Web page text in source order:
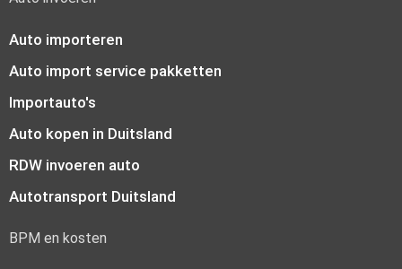
Auto importeren
Auto import service pakketten
Importauto's
Auto kopen in Duitsland
RDW invoeren auto
Autotransport Duitsland
BPM en kosten